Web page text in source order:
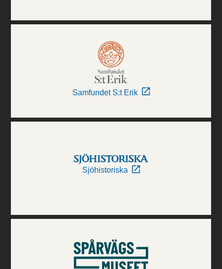
Samfundet S:t Erik
Sjöhistoriska